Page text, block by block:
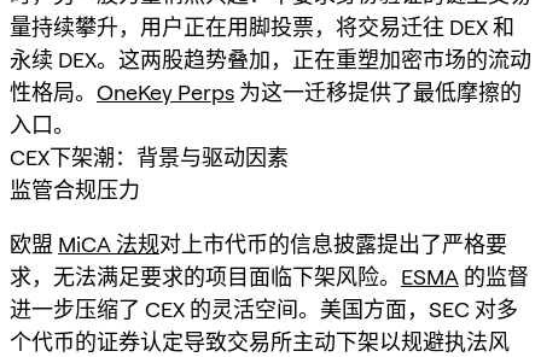
量持续攀升，用户正在用脚投票，将交易迁往 DEX 和
永续 DEX。这两股趋势叠加，正在重塑加密市场的流动
性格局。 OneKey Perps 为这一迁移提供了最低摩擦的
入口。
CEX下架潮：背景与驱动因素
监管合规压力
欧盟 MiCA 法规对上市代币的信息披露提出了严格要
求，无法满足要求的项目面临下架风险。 ESMA 的监督
进一步压缩了 CEX 的灵活空间。美国方面，SEC 对多
个代币的证券认定导致交易所主动下架以规避执法风